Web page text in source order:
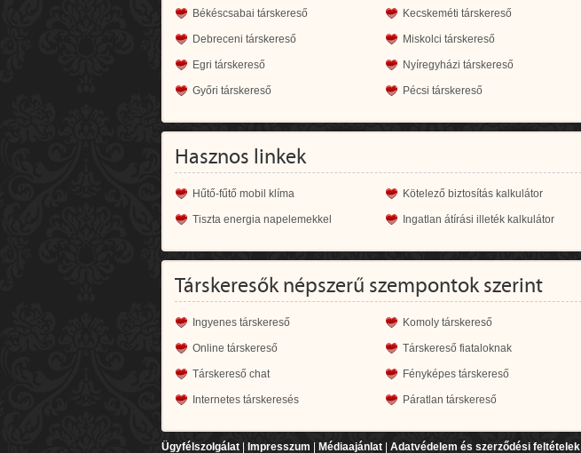
Békéscsabai társkereső Kecskeméti társkereső
Debreceni társkereső Miskolci társkereső
Egri társkereső Nyíregyházi társkereső
Győri társkereső Pécsi társkereső
Hasznos linkek
Hűtő-fűtő mobil klíma Kötelező biztosítás kalkulátor
Tiszta energia napelemekkel Ingatlan átírási illeték kalkulátor
Társkeresők népszerű szempontok szerint
Ingyenes társkereső Komoly társkereső
Online társkereső Társkereső fiataloknak
Társkereső chat Fényképes társkereső
Internetes társkeresés Páratlan társkereső
Ügyfélszolgálat Impresszum Médiaajánlat Adatvédelem és szerződési feltételek